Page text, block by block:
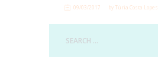
09/03/2017 byTúria Costa Lopes